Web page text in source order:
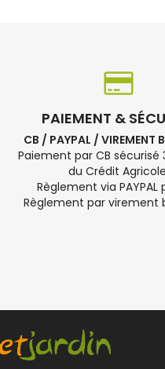
PAIEMENT &
CB / PAYPAL / VIREMENT
Paiement par CB sécurisé
du Crédit
Règlement via PAYPAL
Règlement par virement